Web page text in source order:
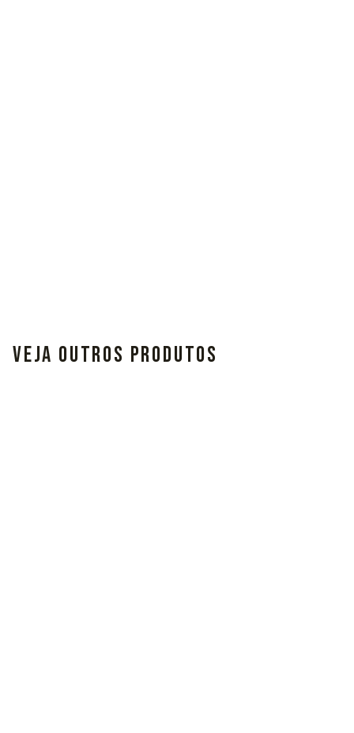
VEJA OUTROS PRODUTOS